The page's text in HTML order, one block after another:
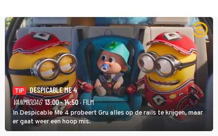
TIP
DESPICABLE ME 4
VANMIDDAG 13:00 - 14:50· FILM
In Despicable Me 4 probeert Gru alles op de rails te krijgen, maar
er gaat weer een hoop mis.